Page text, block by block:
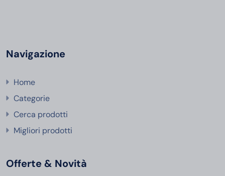
Navigazione
Home
Categorie
Cerca prodotti
Migliori prodotti
Offerte & Novità